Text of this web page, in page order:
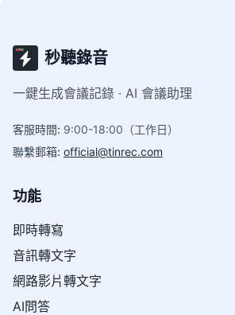
秒聽錄音
一鍵生成會議記錄 · AI 會議助理
客服時間: 9:00-18:00（工作日）
聯繫郵箱: official@tinrec.com
功能
即時轉寫
音訊轉文字
網路影片轉文字
AI問答